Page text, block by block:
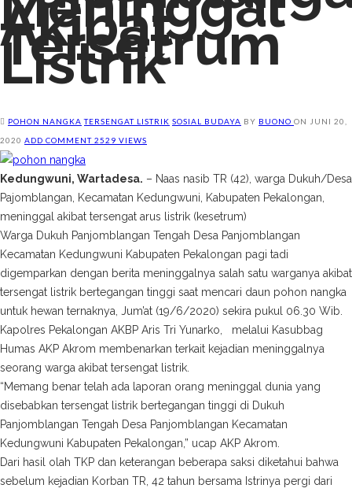
Akibat
Tersetrum
Listrik
POHON NANGKA TERSENGAT LISTRIK SOSIAL BUDAYA BY BUONO ON
JUNI 20,
2020 ADD COMMENT 2529 VIEWS
Kedungwuni, Wartadesa. – Naas nasib TR (42), warga Dukuh/Desa
Pajomblangan, Kecamatan Kedungwuni, Kabupaten Pekalongan,
meninggal akibat tersengat arus listrik (kesetrum)
Warga Dukuh Panjomblangan Tengah Desa Panjomblangan
Kecamatan Kedungwuni Kabupaten Pekalongan pagi tadi
digemparkan dengan berita meninggalnya salah satu warganya akibat
tersengat listrik bertegangan tinggi saat mencari daun pohon nangka
untuk hewan ternaknya, Jum’at (19/6/2020) sekira pukul 06.30 Wib.
Kapolres Pekalongan AKBP Aris Tri Yunarko, melalui Kasubbag
Humas AKP Akrom membenarkan terkait kejadian meninggalnya
seorang warga akibat tersengat listrik.
“Memang benar telah ada laporan orang meninggal dunia yang
disebabkan tersengat listrik bertegangan tinggi di Dukuh
Panjomblangan Tengah Desa Panjomblangan Kecamatan
Kedungwuni Kabupaten Pekalongan,” ucap AKP Akrom.
Dari hasil olah TKP dan keterangan beberapa saksi diketahui bahwa
sebelum kejadian Korban TR, 42 tahun bersama Istrinya pergi dari